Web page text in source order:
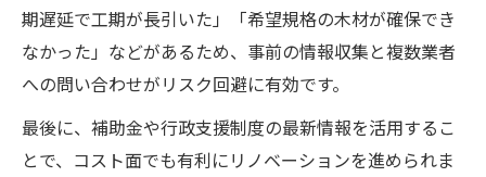
期遅延で工期が長引いた」「希望規格の木材が確保でき
なかった」などがあるため、事前の情報収集と複数業者
への問い合わせがリスク回避に有効です。
最後に、補助金や行政支援制度の最新情報を活用するこ
とで、コスト面でも有利にリノベーションを進められま